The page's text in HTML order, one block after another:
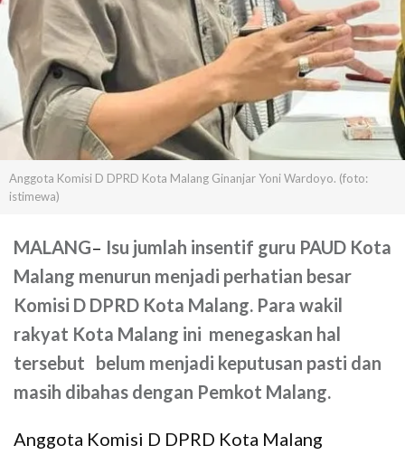
Anggota Komisi D DPRD Kota Malang Ginanjar Yoni Wardoyo. (foto:
istimewa)
MALANG– Isu jumlah insentif guru PAUD Kota
Malang menurun menjadi perhatian besar
Komisi D DPRD Kota Malang. Para wakil
rakyat Kota Malang ini menegaskan hal
tersebut belum menjadi keputusan pasti dan
masih dibahas dengan Pemkot Malang.
Anggota Komisi D DPRD Kota Malang